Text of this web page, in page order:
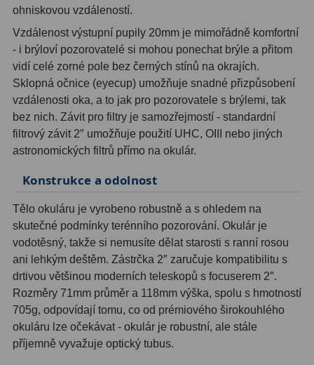
Čištění28
Binohlavy
Ostatní1
Montáže93
Azimutální AZ 5
Fotografické montáže5
Stativy a pilíře3
Objímky 10
Motory a pohony13
Upínací prvky13
Závaží 3
ohniskovou vzdáleností.
Vzdálenost výstupní pupily 20mm je mimořádně komfortní
- i brýloví pozorovatelé si mohou ponechat brýle a přitom
vidí celé zorné pole bez černých stínů na okrajích.
Sklopná očnice (eyecup) umožňuje snadné přizpůsobení
vzdálenosti oka, a to jak pro pozorovatele s brýlemi, tak
bez nich. Závit pro filtry je samozřejmostí - standardní
filtrový závit 2″ umožňuje použití UHC, OIII nebo jiných
astronomických filtrů přímo na okulár.
Konstrukce a odolnost
Tělo okuláru je vyrobeno robustně a s ohledem na
skutečné podmínky terénního pozorování. Okulár je
vodotěsný, takže si nemusíte dělat starosti s ranní rosou
ani lehkým deštěm. Zástrčka 2″ zaručuje kompatibilitu s
drtivou většinou moderních teleskopů s focuserem 2″.
Rozměry 71mm průměr a 118mm výška, spolu s hmotností
705g, odpovídají tomu, co od prémiového širokouhlého
okuláru lze očekávat - okulár je robustní, ale stále
příjemně vyvažuje optický tubus.